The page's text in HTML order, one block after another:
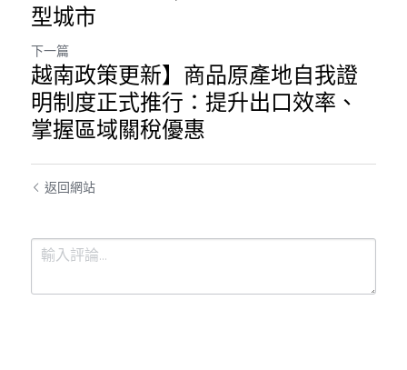
型城市
下一篇
越南政策更新】商品原產地自我證
明制度正式推行：提升出口效率、
掌握區域關稅優惠
返回網站